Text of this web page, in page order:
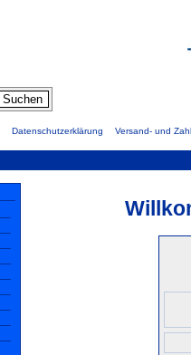
Datenschutzerklärung Versand- und